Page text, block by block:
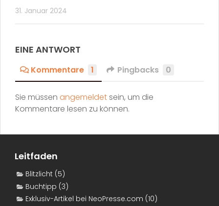
31. Januar 2024
EINE ANTWORT
Kommentare 1 Pingbacks 0
Sie müssen angemeldetsein, um die
Kommentare lesen zu können.
Leitfaden
Blitzlicht (5)
Buchtipp (3)
Exklusiv-Artikel bei NeoPresse.com (10)